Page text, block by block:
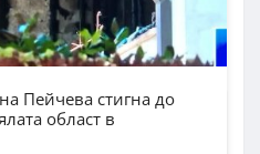
Пейчева стигна до
област в